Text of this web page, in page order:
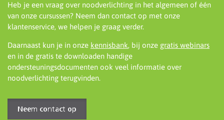
Heb je een vraag over noodverlichting in het algemeen of één
van onze cursussen? Neem dan contact op met onze
klantenservice, we helpen je graag verder.
Daarnaast kun je in onze kennisbank, bij onze gratis webinars
en in de gratis te downloaden handige
ondersteuningsdocumenten ook veel informatie over
noodverlichting terugvinden.
Neem contact op